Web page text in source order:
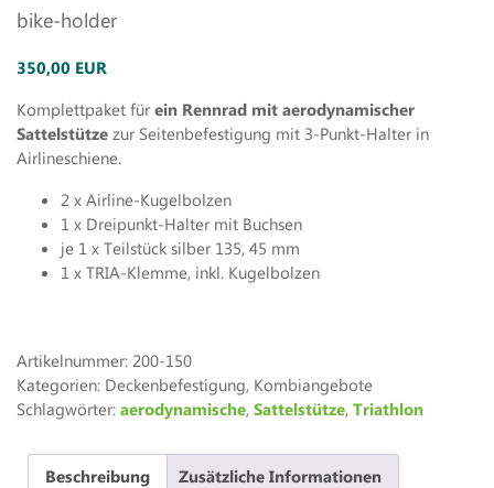
bike-holder
350,00 EUR
Komplettpaket für ein Rennrad mit aerodynamischer
Sattelstütze zur Seitenbefestigung mit 3-Punkt-Halter in
Airlineschiene.
2 x Airline-Kugelbolzen
1 x Dreipunkt-Halter mit Buchsen
je 1 x Teilstück silber 135, 45 mm
1 x TRIA-Klemme, inkl. Kugelbolzen
Artikelnummer: 200-150
Kategorien: Deckenbefestigung, Kombiangebote
Schlagwörter: aerodynamische, Sattelstütze, Triathlon
Beschreibung
Zusätzliche Informationen